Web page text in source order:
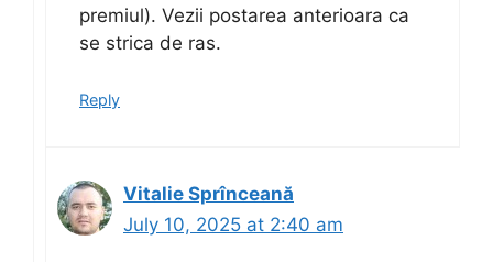
premiul). Vezii postarea anterioara ca
se strica de ras.
Reply
Vitalie Sprînceană
July 10, 2025 at 2:40 am